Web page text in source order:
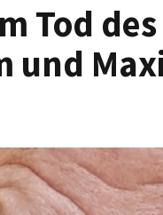
Tod
und